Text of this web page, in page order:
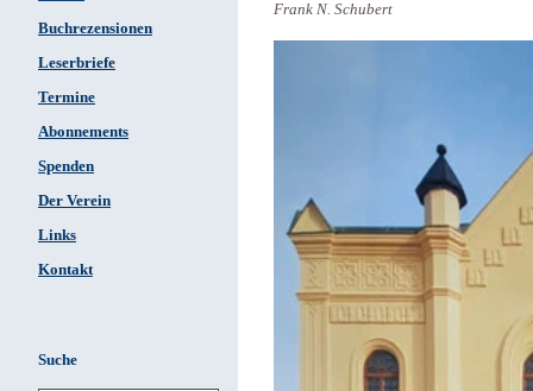
Buchrezensionen
Leserbriefe
Termine
Abonnements
Spenden
Der Verein
Links
Kontakt
Suche
Frank N. Schubert